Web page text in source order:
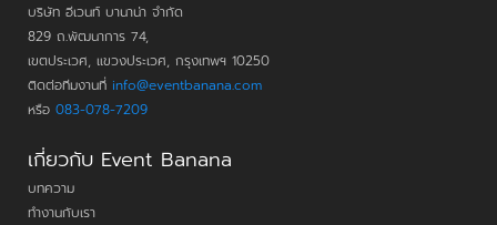
บริษัท อีเวนท์ บานาน่า จำกัด
829 ถ.พัฒนาการ 74,
เขตประเวศ, แขวงประเวศ, กรุงเทพฯ 10250
ติดต่อทีมงานที่ info@eventbanana.com
หรือ 083-078-7209
เกี่ยวกับ Event Banana
บทความ
ทำงานกับเรา